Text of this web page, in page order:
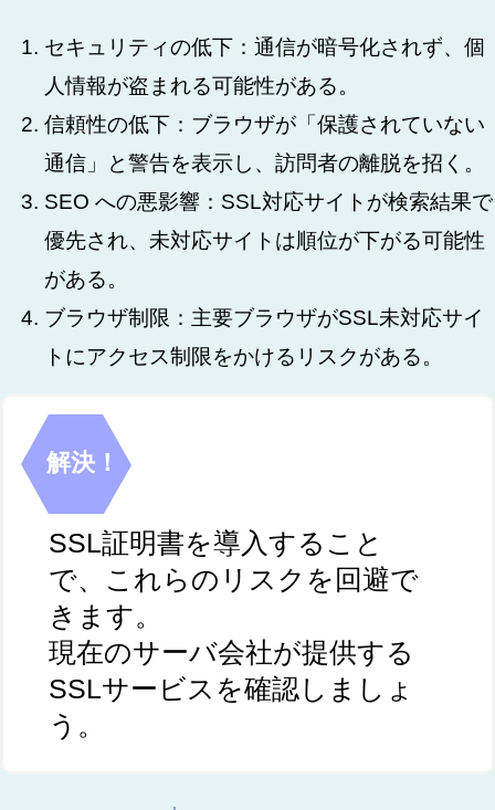
セキュリティの低下：通信が暗号化されず、個
人情報が盗まれる可能性がある。
信頼性の低下：ブラウザが「保護されていない
通信」と警告を表示し、訪問者の離脱を招く。
SEO への悪影響：SSL対応サイトが検索結果で
優先され、未対応サイトは順位が下がる可能性
がある。
ブラウザ制限：主要ブラウザがSSL未対応サイ
トにアクセス制限をかけるリスクがある。
解決！
SSL証明書を導入すること
で、これらのリスクを回避で
きます。
現在のサーバ会社が提供する
SSLサービスを確認しましょ
う。